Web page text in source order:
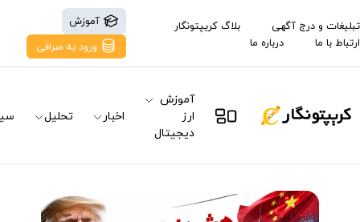
تبلیغات و درج آگهی
بلاگ کریپتونگار
ارتباط با ما
درباره ما
آموزش
ورود به صرافی
آموزش
ارز
دیجیتال
اخبار تحلیل